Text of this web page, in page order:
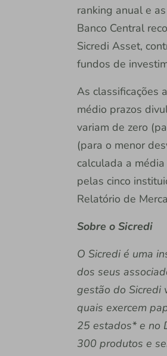
ranking anual e
Banco Central
Sicredi Asset,
fundos de
As classificações
médio prazos
variam de zero
(para o menor
calculada a
pelas cinco
Relatório de
Sobre o Sicredi
O Sicredi é uma
dos seus
gestão do Sicredi
quais exercem
25 estados* e no
300 produtos e